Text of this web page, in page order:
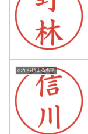
のから始まる名字